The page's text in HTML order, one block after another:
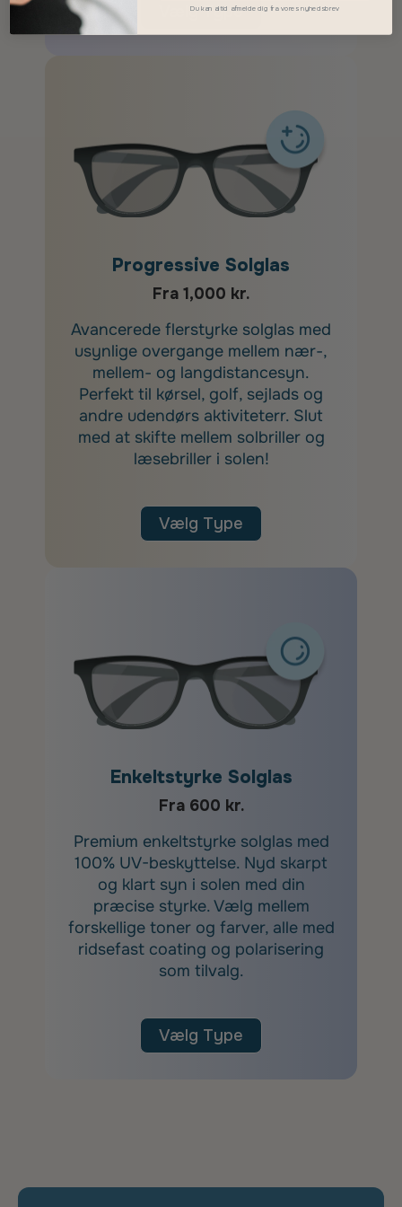
Vælg Type
Progressive Solglas
Fra 1,000 kr.
Avancerede flerstyrke solglas med
usynlige overgange mellem nær-,
mellem- og langdistancesyn.
Perfekt til kørsel, golf, sejlads og
andre udendørs aktiviteterr. Slut
med at skifte mellem solbriller og
læsebriller i solen!
Vælg Type
Enkeltstyrke Solglas
Fra 600 kr.
Premium enkeltstyrke solglas med
100% UV-beskyttelse. Nyd skarpt
og klart syn i solen med din
præcise styrke. Vælg mellem
forskellige toner og farver, alle med
ridsefast coating og polarisering
som tilvalg.
Vælg Type
Du kan altid afmelde dig fra vores nyhedsbrev